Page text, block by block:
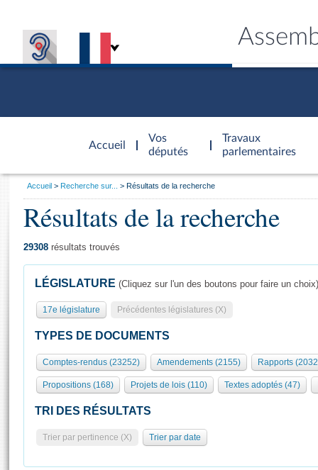
Accueil
d'accueil
Vos
députés
Travaux
parlementaires
Présidence
577 députés
Groupes politiques
Séance publique
Commissions et autres organes
Europe et International
Pétitions
Général
Rôle et pouvoirs de l'Assemblée
Organisation de l'Assemblée
Présidence Conférence des Présidents Bureau Collège des
Statistiques et chiffres clés
Visiter l'Assemblée
Visite virtuelle du palais Bourbon
Assister à une séance
Vous
Accueil Recherche sur... Résultats de la recherche
Résultats de la recherche
29308 résultats trouvés
LÉGISLATURE (Cliquez sur l'un des boutons pour faire un choix)
17e législature Précédentes législatures (X)
TYPES DE DOCUMENTS
Comptes-rendus (23252) Amendements (2155) Rapports
Propositions (168) Projets de lois (110) Textes adoptés (47)
TRI DES RÉSULTATS
Trier par pertinence (X) Trier par date